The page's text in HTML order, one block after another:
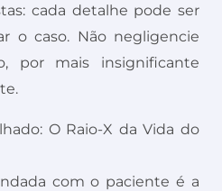
cada detalhe pode ser
o caso. Não negligencie
por mais insignificante
O Raio-X da Vida do
com o paciente é a